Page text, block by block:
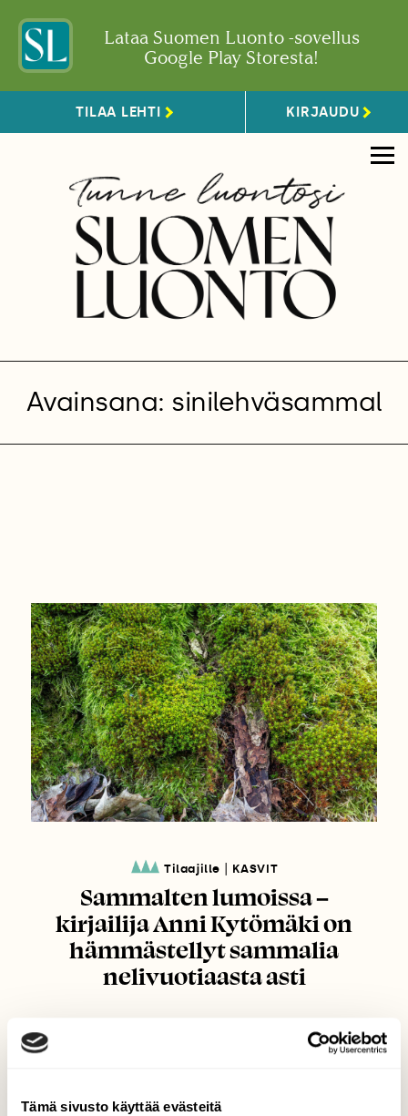
Tämä sivusto käyttää evästeitä
Lataa Suomen Luonto -sovellus
Google Play Storesta!
TILAA LEHTI KIRJAUDU
Avainsana: sinilehväsammal
Tilaajille KASVIT
Sammalten lumoissa –
kirjailija Anni Kytömäki on
hämmästellyt sammalia
nelivuotiaasta asti